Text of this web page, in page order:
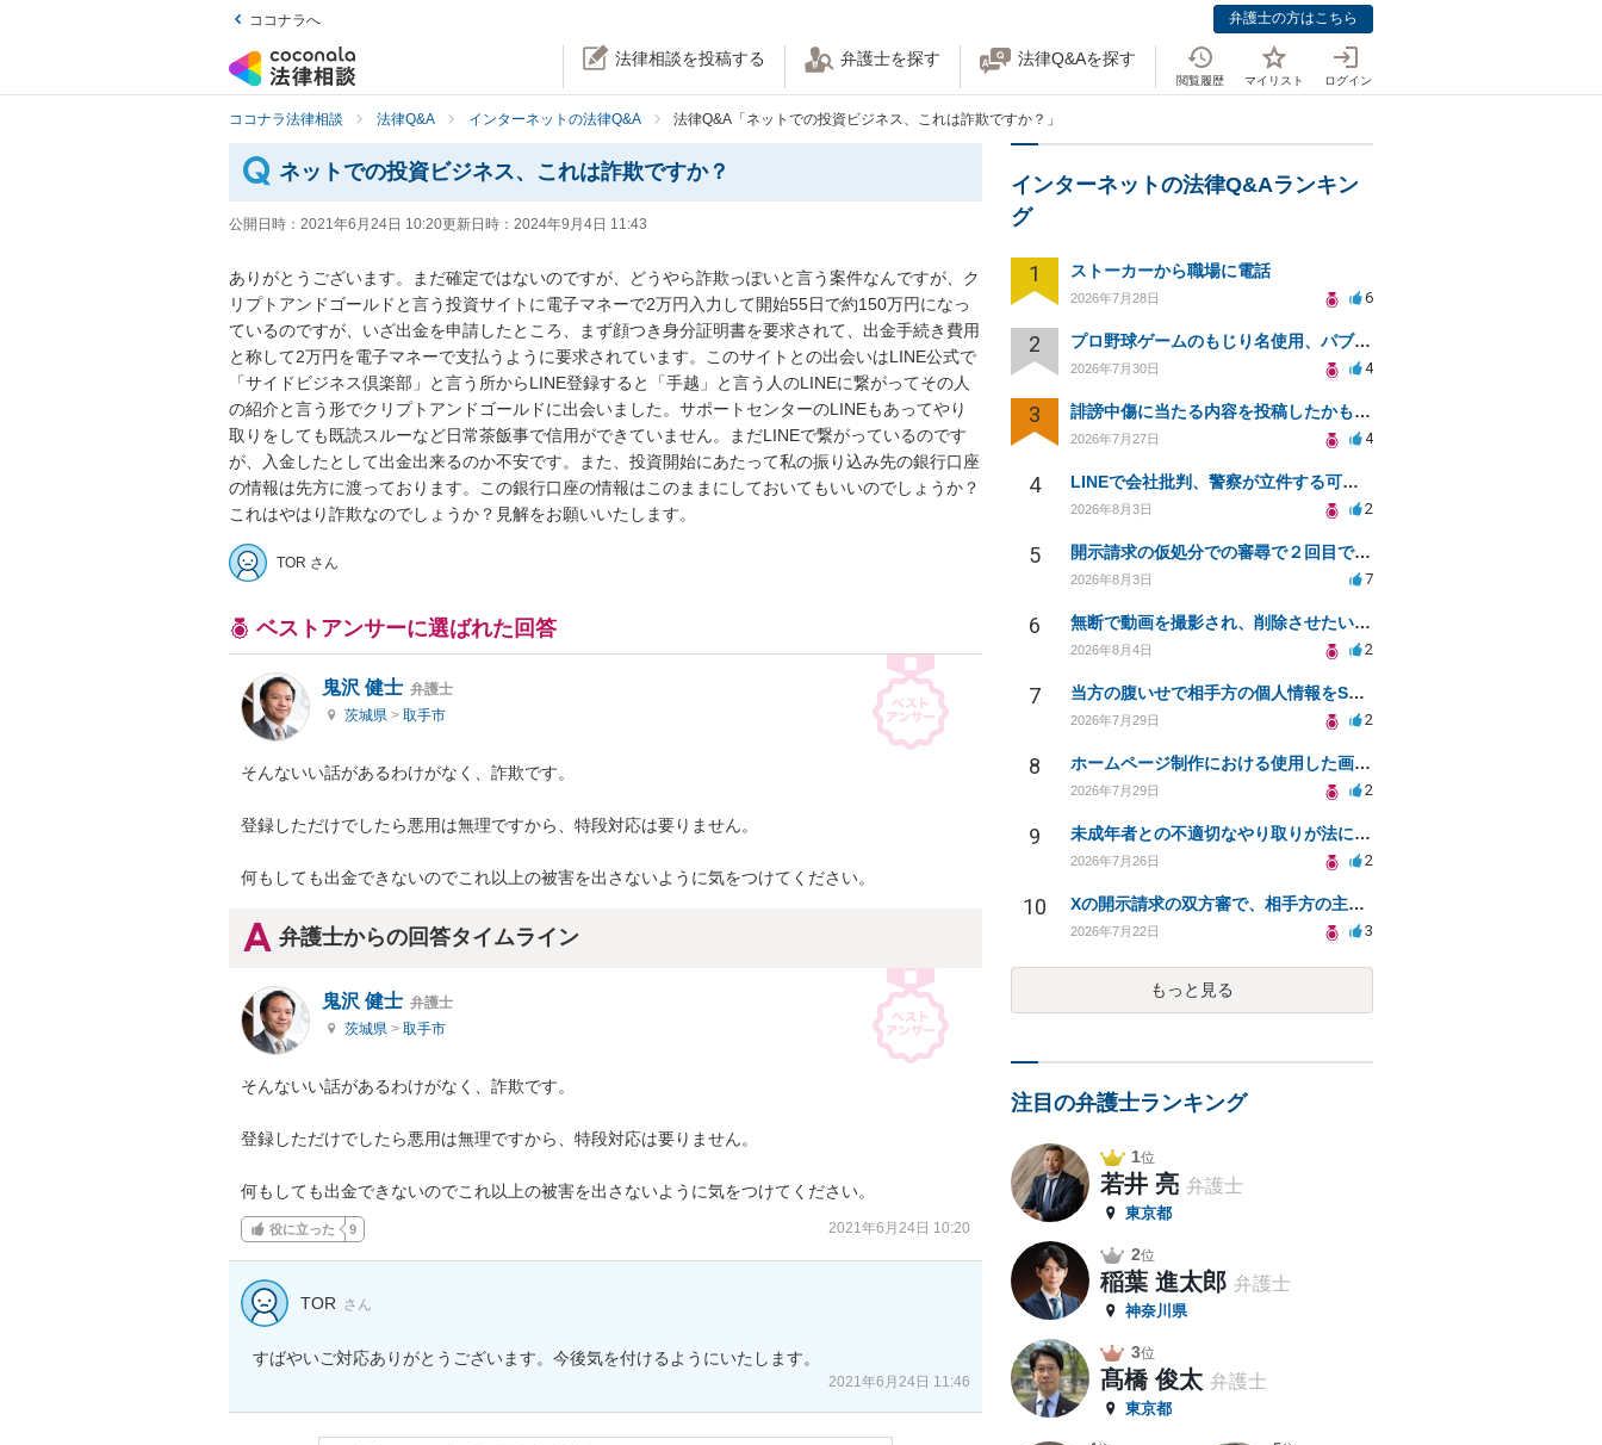
ココナラへ 弁護士の方はこちら
法律相談を投稿する 弁護士を探す 法律Q&Aを探す
閲覧履歴 マイリスト ログイン
ココナラ法律相談 法律Q&A インターネットの法律Q&A 法律Q&A「ネットでの投資ビジネス、これは詐欺ですか？」
ネットでの投資ビジネス、これは詐欺ですか？
公開日時： 2021年6月24日 10:20更新日時： 2024年9月4日 11:43
ありがとうございます。まだ確定ではないのですが、どうやら詐欺っぽいと言う案件なんですが、ク
リプトアンドゴールドと言う投資サイトに電子マネーで2万円入力して開始55日で約150万円になっ
ているのですが、いざ出金を申請したところ、まず顔つき身分証明書を要求されて、出金手続き費用
と称して2万円を電子マネーで支払うように要求されています。このサイトとの出会いはLINE公式で
「サイドビジネス倶楽部」と言う所からLINE登録すると「手越」と言う人のLINEに繋がってその人
の紹介と言う形でクリプトアンドゴールドに出会いました。サポートセンターのLINEもあってやり
取りをしても既読スルーなど日常茶飯事で信用ができていません。まだLINEで繋がっているのです
が、入金したとして出金出来るのか不安です。また、投資開始にあたって私の振り込み先の銀行口座
の情報は先方に渡っております。この銀行口座の情報はこのままにしておいてもいいのでしょうか？
これはやはり詐欺なのでしょうか？見解をお願いいたします。
TOR さん
ベストアンサーに選ばれた回答
鬼沢 健士 弁護士
茨城県 > 取手市
そんないい話があるわけがなく、詐欺です。
登録しただけでしたら悪用は無理ですから、特段対応は要りません。
何もしても出金できないのでこれ以上の被害を出さないように気をつけてください。
弁護士からの回答タイムライン
鬼沢 健士 弁護士
茨城県 > 取手市
そんないい話があるわけがなく、詐欺です。
登録しただけでしたら悪用は無理ですから、特段対応は要りません。
何もしても出金できないのでこれ以上の被害を出さないように気をつけてください。
役に立った 9 2021年6月24日 10:20
TOR さん
すばやいご対応ありがとうございます。今後気を付けるようにいたします。
2021年6月24日 11:46
インターネットの法律Q&Aランキン
グ
1 ストーカーから職場に電話
2026年7月28日 6
2 プロ野球ゲームのもじり名使用、パブリシティ権の影響は？
2026年7月30日 4
3 誹謗中傷に当たる内容を投稿したかもしれない。開示請求や民事刑事裁判に発展しうるのか教えて欲しい。
2026年7月27日 4
4 LINEで会社批判、警察が立件する可能性は？
2026年8月3日 2
5 開示請求の仮処分での審尋で２回目で終わらない場合どうしたらいいですか
2026年8月3日 7
6 無断で動画を撮影され、削除させたいが連絡が返ってこない。
2026年8月4日 2
7 当方の腹いせで相手方の個人情報をSNSで晒してしまい名誉毀損させてしまったかもしれない
2026年7月29日 2
8 ホームページ制作における使用した画像や文章の著作権について
2026年7月29日 2
9 未成年者との不適切なやり取りが法に触れる可能性と対処法
2026年7月26日 2
10 Xの開示請求の双方審で、相手方の主張が口頭ばかりで把握しきれません
2026年7月22日 3
もっと見る
注目の弁護士ランキング
1位
若井 亮 弁護士
東京都
2位
稲葉 進太郎 弁護士
神奈川県
3位
髙橋 俊太 弁護士
東京都